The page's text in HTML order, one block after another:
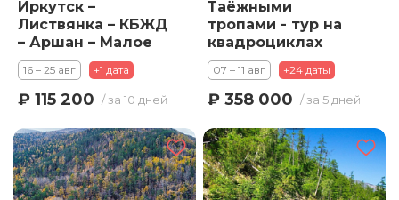
Иркутск –
Листвянка – КБЖД
– Аршан – Малое
море – Ольхон –
Иркутск
16 – 25 авг +1 дата
₽ 115 200 / за 10 дней
Таёжными
тропами - тур на
квадроциклах
07 – 11 авг +24 даты
₽ 358 000 / за 5 дней